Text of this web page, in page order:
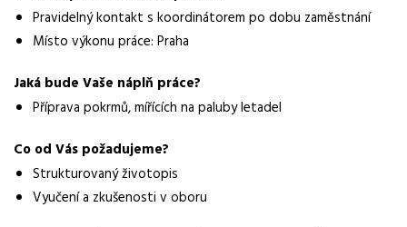
Manuvia DreamJob s.r.o.
Typ úvazku
Mzda
Forma práce
práce na pracovišti
Pravidelný kontakt s koordinátorem po dobu zaměstnání
Místo výkonu práce: Praha
Jaká bude Vaše náplň práce?
Příprava pokrmů, mířících na paluby letadel
Co od Vás požadujeme?
Strukturovaný životopis
Vyučení a zkušenosti v oboru